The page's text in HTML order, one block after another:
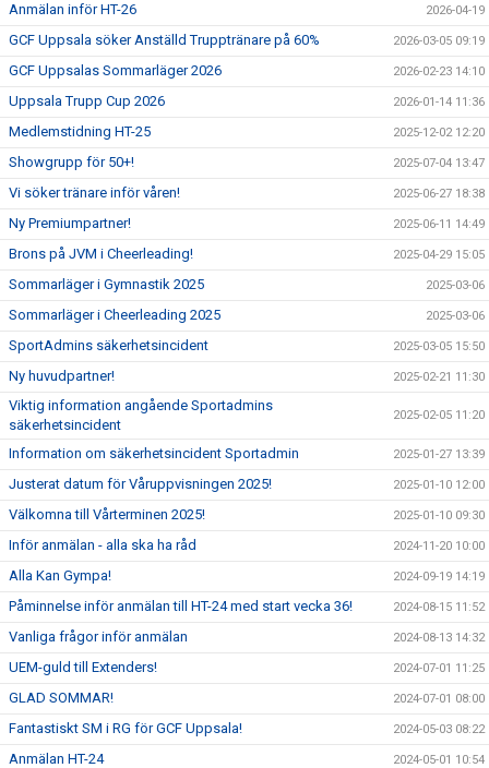
Anmälan inför HT-26 2026-04-19
GCF Uppsala söker Anställd Trupptränare på 60% 2026-03-05 09:19
GCF Uppsalas Sommarläger 2026 2026-02-23 14:10
Uppsala Trupp Cup 2026 2026-01-14 11:36
Medlemstidning HT-25 2025-12-02 12:20
Showgrupp för 50+! 2025-07-04 13:47
Vi söker tränare inför våren! 2025-06-27 18:38
Ny Premiumpartner! 2025-06-11 14:49
Brons på JVM i Cheerleading! 2025-04-29 15:05
Sommarläger i Gymnastik 2025 2025-03-06
Sommarläger i Cheerleading 2025 2025-03-06
SportAdmins säkerhetsincident 2025-03-05 15:50
Ny huvudpartner! 2025-02-21 11:30
Viktig information angående Sportadmins
säkerhetsincident
2025-02-05 11:20
Information om säkerhetsincident Sportadmin 2025-01-27 13:39
Justerat datum för Våruppvisningen 2025! 2025-01-10 12:00
Välkomna till Vårterminen 2025! 2025-01-10 09:30
Inför anmälan - alla ska ha råd 2024-11-20 10:00
Alla Kan Gympa! 2024-09-19 14:19
Påminnelse inför anmälan till HT-24 med start vecka 36! 2024-08-15 11:52
Vanliga frågor inför anmälan 2024-08-13 14:32
UEM-guld till Extenders! 2024-07-01 11:25
GLAD SOMMAR! 2024-07-01 08:00
Fantastiskt SM i RG för GCF Uppsala! 2024-05-03 08:22
Anmälan HT-24 2024-05-01 10:54